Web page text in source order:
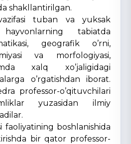
shakllantirilgan.
tuban va yuksak
tabiatda
geografik o’rni,
va morfologiyasi,
xalq xo’jaligidagi
o’rgatishdan iborat.
professor-o’qituvchilari
yuzasidan ilmiy
faoliyatining boshlanishida
bir qator professor-